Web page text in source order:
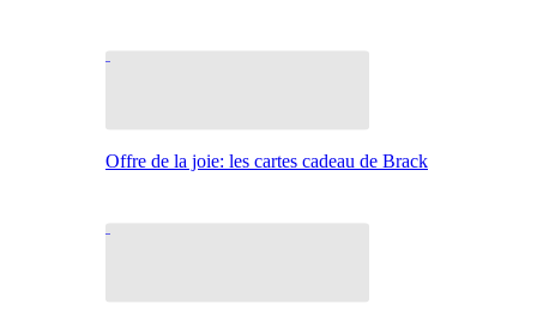
Offre de la joie: les cartes cadeau de Brack